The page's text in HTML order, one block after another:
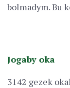
bolmadym. Bu
Jogaby oka
3142 gezek